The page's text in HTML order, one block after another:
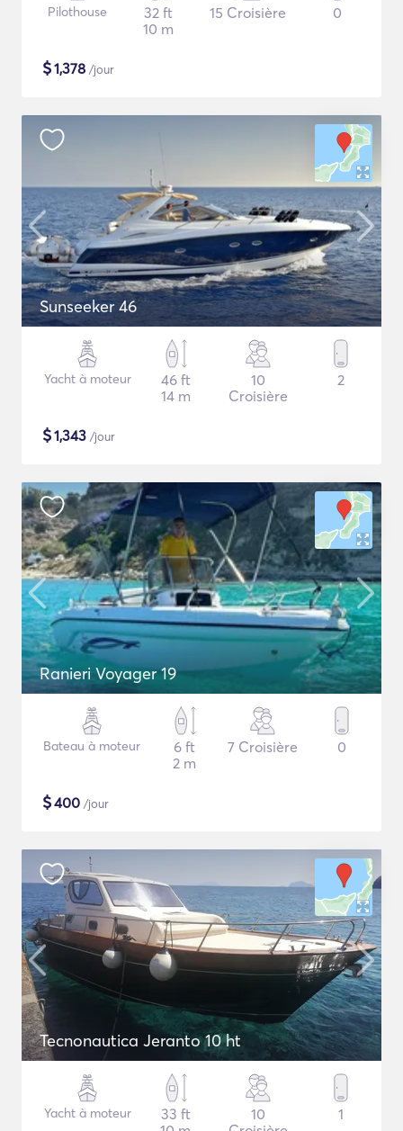
Pilothouse
32 ft
10 m
15 Croisière 0
$1,378 /jour
Sunseeker 46
Yacht à moteur
46 ft
14 m
10
Croisière
2
$1,343 /jour
Ranieri Voyager 19
Bateau à moteur
6 ft
2 m
7 Croisière 0
$400 /jour
Tecnonautica Jeranto 10 ht
Yacht à moteur
33 ft
10
1